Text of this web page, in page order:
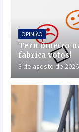
OPINIÃO
Termômetro
fabrica votos!
3 de agosto de 2026